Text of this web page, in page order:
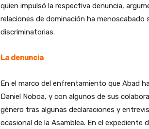
quien impulsó la respectiva denuncia,
relaciones de dominación ha menoscabado
discriminatorias.
La denuncia
En el marco del enfrentamiento que Abad
Daniel Noboa, y con algunos de sus
género tras algunas declaraciones y
ocasional de la Asamblea. En el expediente